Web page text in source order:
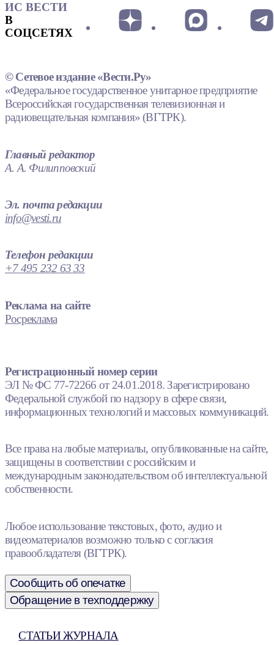
ИС ВЕСТИ
В
СОЦСЕТЯХ
© Сетевое издание «Вести.Ру»
«Федеральное государственное унитарное предприятие
Всероссийская государственная телевизионная и
радиовещательная компания» (ВГТРК).
Главный редактор
А. А. Филипповский
Эл. почта редакции
info@vesti.ru
Телефон редакции
+7 495 232 63 33
Реклама на сайте
Росреклама
Регистрационный номер серии
ЭЛ № ФС 77-72266 от 24.01.2018. Зарегистрировано
Федеральной службой по надзору в сфере связи,
информационных технологий и массовых коммуникаций.
Все права на любые материалы, опубликованные на сайте,
защищены в соответствии с российским и
международным законодательством об интеллектуальной
собственности.
Любое использование текстовых, фото, аудио и
видеоматериалов возможно только с согласия
правообладателя (ВГТРК).
Сообщить об опечатке
Обращение в техподдержку
СТАТЬИ ЖУРНАЛА